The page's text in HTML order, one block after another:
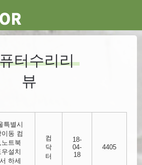
터수리리
뷰
특별시
동 컴
트북
설치
하세
컴
닥
터
18-
04-
18
4405